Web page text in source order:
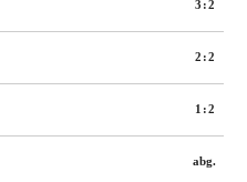
3:2
2:2
1:2
abg.